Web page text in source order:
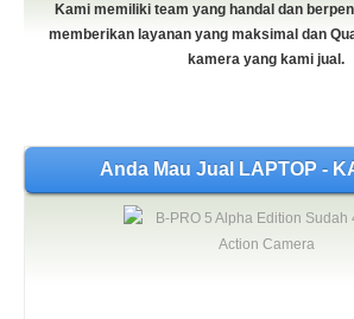
Kami memiliki team yang handal dan
memberikan layanan yang maksimal dan
kamera yang kami jual.
Anda Mau Jual LAPTOP -